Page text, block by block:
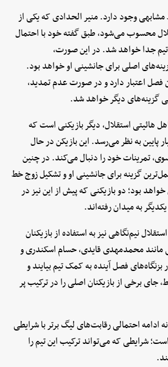
وجود دارد. منیر الحدادی که یکی از
محسوب می‌شود، طبق گفته خود با احتمال
تیم جدا خواهد شد. در این صورت،
اصلی برای جانشینی او خواهد بود.
فصل اعتبار دارد و در صورت عدم تمدید،
گزینه‌های دیگر خواهد شد.
هائیتی استقلال، دیگر بازیکنی است که
پایین به نظر می‌رسد. این بازیکن در حال
تمرینات خود را دنبال می‌کند. در چنین
گزینه برای جانشینی او و تشکیل زوج خط
بود؛ دو بازیکنی که پیش از این نیز در
به میدان رفته‌اند.
نیم‌نگاهی نیز به استفاده از بازیکنان
مانند محمدمهدی قایدی، حسام اسکندری و
بزنگاه‌های فصل آینده به کمک تیم بیایند و
برخی از بازیکنان اصلی را در ترکیب پر
ادامه احتمالی رقابت‌های لیگ برتر با شرایطی
شرایطی که می‌تواند ترکیب این تیم را